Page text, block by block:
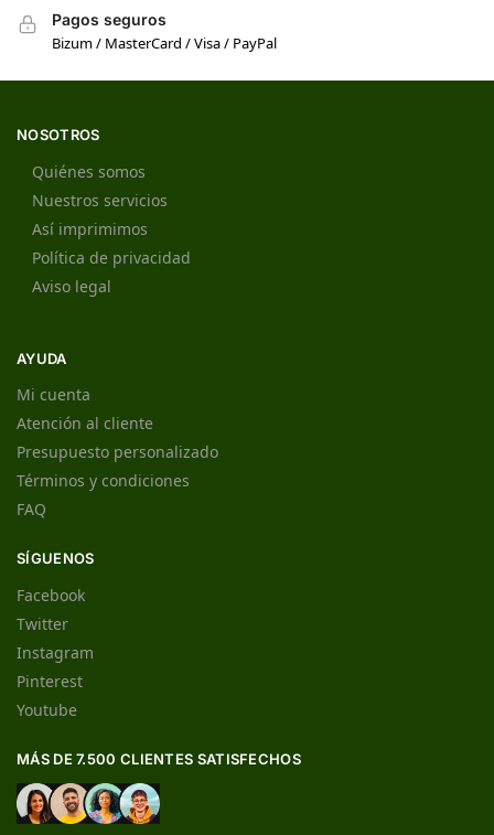
Pagos seguros
Bizum / MasterCard / Visa / PayPal
NOSOTROS
Quiénes somos
Nuestros servicios
Así imprimimos
Política de privacidad
Aviso legal
AYUDA
Mi cuenta
Atención al cliente
Presupuesto personalizado
Términos y condiciones
FAQ
SÍGUENOS
Facebook
Twitter
Instagram
Pinterest
Youtube
MÁS DE 7.500 CLIENTES SATISFECHOS